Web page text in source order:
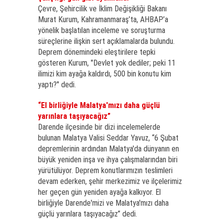
Çevre, Şehircilik ve İklim Değişikliği Bakanı
Murat Kurum, Kahramanmaraş’ta, AHBAP’a
yönelik başlatılan inceleme ve soruşturma
süreçlerine ilişkin sert açıklamalarda bulundu.
Deprem dönemindeki eleştirilere tepki
gösteren Kurum, "Devlet yok dediler; peki 11
ilimizi kim ayağa kaldırdı, 500 bin konutu kim
yaptı?" dedi.
“El birliğiyle Malatya'mızı daha güçlü
yarınlara taşıyacağız”
Darende ilçesinde bir dizi incelemelerde
bulunan Malatya Valisi Seddar Yavuz, “6 Şubat
depremlerinin ardından Malatya'da dünyanın en
büyük yeniden inşa ve ihya çalışmalarından biri
yürütülüyor. Deprem konutlarımızın teslimleri
devam ederken, şehir merkezimiz ve ilçelerimiz
her geçen gün yeniden ayağa kalkıyor. El
birliğiyle Darende'mizi ve Malatya'mızı daha
güçlü yarınlara taşıyacağız” dedi.